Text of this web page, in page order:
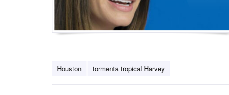
Houston tormenta tropical Harvey